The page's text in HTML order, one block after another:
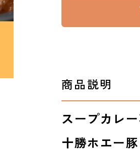
商品説明
スープカレ
十勝ホエー